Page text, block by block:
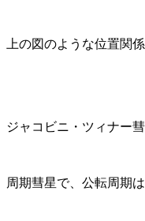
上の図のような位置関係
ジャコビニ・ツィナー
周期彗星で、公転周期